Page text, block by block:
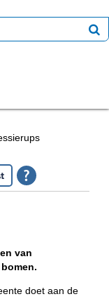
van
doet aan de